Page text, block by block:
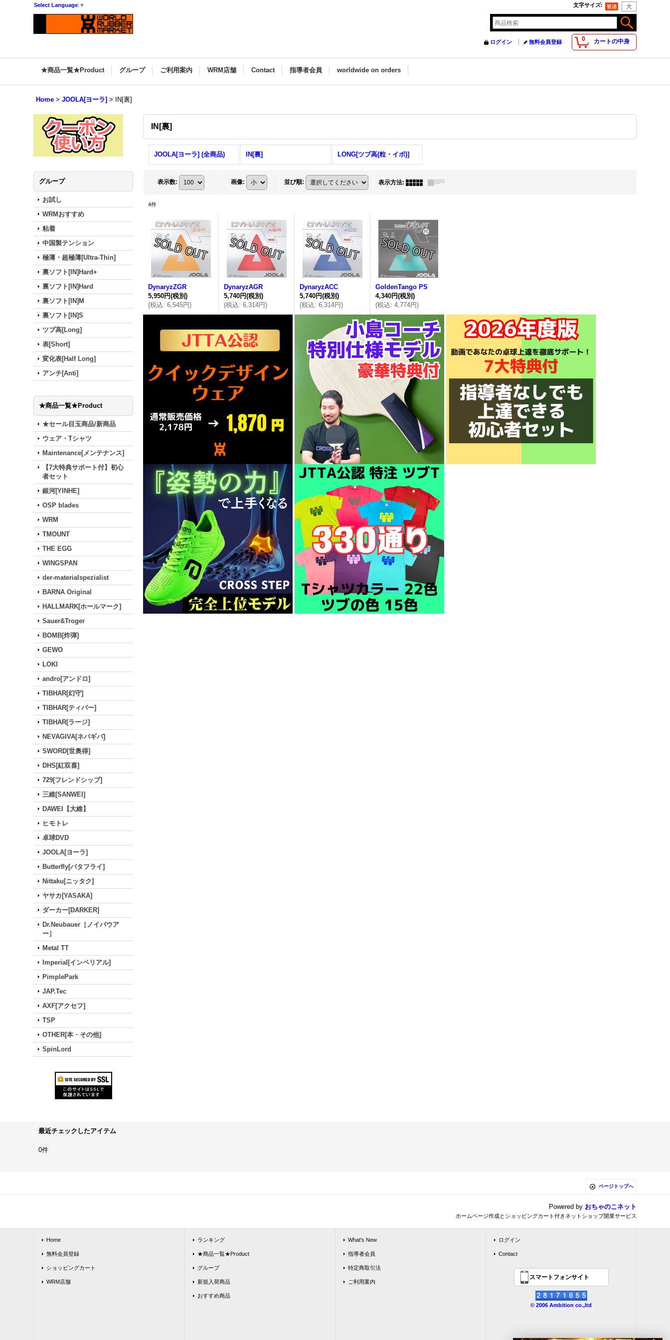
Select Language ▼ 文字サイズ:
0 カートの中身
ログイン 無料会員登録
★商品一覧★Product グループ ご利用案内 WRM店舗 Contact 指導者会員 worldwide on orders
Home > JOOLA[ヨーラ] > IN[裏]
グループ
お試し
WRMおすすめ
粘着
中国製テンション
極薄・超極薄[Ultra-Thin]
裏ソフト[IN]Hard+
裏ソフト[IN]Hard
裏ソフト[IN]M
裏ソフト[IN]S
ツブ高[Long]
表[Short]
変化表[Half Long]
アンチ[Anti]
★商品一覧★Product
★セール目玉商品/新商品
ウェア・Tシャツ
Maintenance[メンテナンス]
【7大特典サポート付】初心
者セット
銀河[YINHE]
OSP blades
WRM
TMOUNT
THE EGG
WINGSPAN
der-materialspezialist
BARNA Original
HALLMARK[ホールマーク]
Sauer&Troger
BOMB[炸弾]
GEWO
LOKI
andro[アンドロ]
TIBHAR[幻守]
TIBHAR[ティバー]
TIBHAR[ラージ]
NEVAGIVA[ネバギバ]
SWORD[世奥得]
DHS[紅双喜]
729[フレンドシップ]
三維[SANWEI]
DAWEI【大維】
ヒモトレ
卓球DVD
JOOLA[ヨーラ]
Butterfly[バタフライ]
Nittaku[ニッタク]
ヤサカ[YASAKA]
ダーカー[DARKER]
Dr.Neubauer［ノイバウア
ー］
Metal TT
Imperial[インペリアル]
PimplePark
JAP.Tec
AXF[アクセフ]
TSP
OTHER[本・その他]
SpinLord
IN[裏]
JOOLA[ヨーラ] (全商品) IN[裏] LONG[ツブ高(粒・イボ)]
表示数: 画像: 並び順: 表示方法:
4件
DynaryzZGR
5,950円(税別)
(税込: 6,545円)
DynaryzAGR
5,740円(税別)
(税込: 6,314円)
DynaryzACC
5,740円(税別)
(税込: 6,314円)
GoldenTango PS
4,340円(税別)
(税込: 4,774円)
最近チェックしたアイテム
0件
ページトップへ
Powered by おちゃのこネット
ホームページ作成とショッピングカート付きネットショップ開業サービス
Home
無料会員登録
ショッピングカート
WRM店舗
ランキング
★商品一覧★Product
グループ
新規入荷商品
おすすめ商品
What's New
指導者会員
特定商取引法
ご利用案内
ログイン
Contact
スマートフォンサイト
© 2006 Ambition co.,ltd